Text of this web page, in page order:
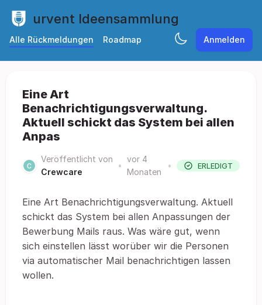
urvent Ideensammlung
Alle Rückmeldungen Roadmap Anmelden
Eine Art
Benachrichtigungsverwaltung.
Aktuell schickt das System bei allen
Anpas
Veröffentlicht von
Crewcare
•
vor 4
Monaten
• ERLEDIGT
Eine Art Benachrichtigungsverwaltung. Aktuell
schickt das System bei allen Anpassungen der
Bewerbung Mails raus. Was wäre gut, wenn
sich einstellen lässt worüber wir die Personen
via automatischer Mail benachrichtigen lassen
wollen.